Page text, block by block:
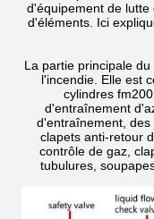
d'équipement de lutte
d'éléments. Ici
La partie principale
l'incendie. Elle est
cylindres
d'entraînement
d'entraînement, des
clapets anti-retour
contrôle de gaz,
tubulures,